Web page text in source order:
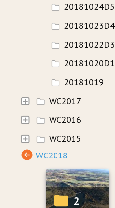
20181024D5
20181023D4
20181022D3
20181020D1
20181019
WC2017
WC2016
WC2015
WC2018
2